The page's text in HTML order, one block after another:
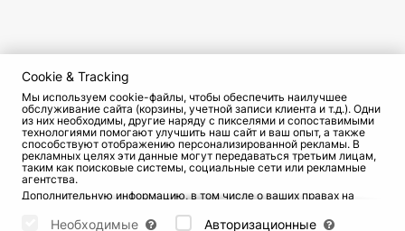
Cookie & Tracking
Мы используем cookie-файлы, чтобы обеспечить наилучшее
обслуживание сайта (корзины, учетной записи клиента и т.д.). Одни
из них необходимы, другие наряду с пикселями и сопоставимыми
технологиями помогают улучшить наш сайт и ваш опыт, а также
способствуют отображению персонализированной рекламы. В
рекламных целях эти данные могут передаваться третьим лицам,
таким как поисковые системы, социальные сети или рекламные
агентства.
Дополнительную информацию, в том числе о ваших правах на
странице AGB
Необходимые Авторизационные